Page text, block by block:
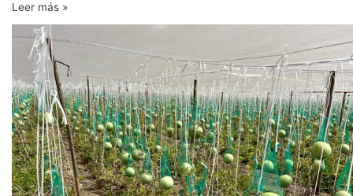
Leer más »
Antufen:
pasos
que
siguieron
para
llegar
al
top
1